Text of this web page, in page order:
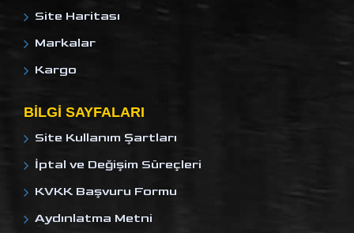
Site Haritası
Markalar
Kargo
BILGI SAYFALARI
Site Kullanım Şartları
İptal ve Değişim Süreçleri
KVKK Başvuru Formu
Aydınlatma Metni